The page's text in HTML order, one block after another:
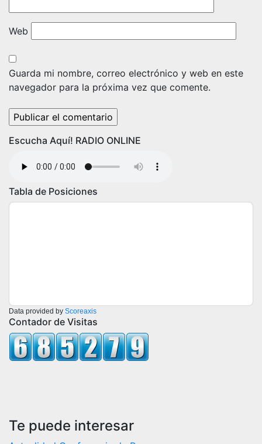
Web
Guarda mi nombre, correo electrónico y web en este
navegador para la próxima vez que comente.
Escucha Aquí! RADIO ONLINE
Tabla de Posiciones
Data provided by Scoreaxis
Contador de Visitas
Te puede interesar